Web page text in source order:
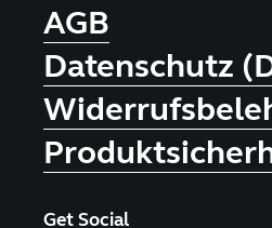
AGB
Datenschutz
Get Social